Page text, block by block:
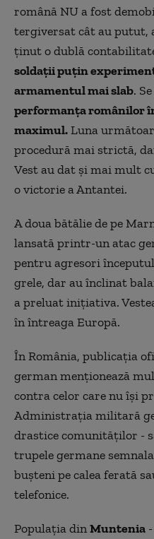
română NU a fost
tergiversat cât au putut,
ţinut o dublă
soldaţii puţin
armamentul mai slab.
performanţa românilor
maximul.Luna
procedură mai strictă,
Vest au dat şi mai mult
o victorie a Antantei.
A doua bătălie de pe
lansată printr-un atac
pentru agresori
grele, dar au înclinat
a preluat iniţiativa.
în întreaga Europă.
În România, publicaţia
german menţionează
contra celor care nu îşi
Administraţia militară
drastice comunităţilor -
trupele germane
buşteni pe calea ferată
telefonice.
Populaţia dinMuntenia